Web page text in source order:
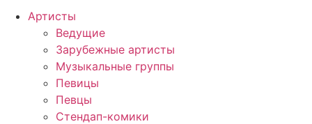
Артисты
Ведущие
Зарубежные артисты
Музыкальные группы
Певицы
Певцы
Стендап-комики